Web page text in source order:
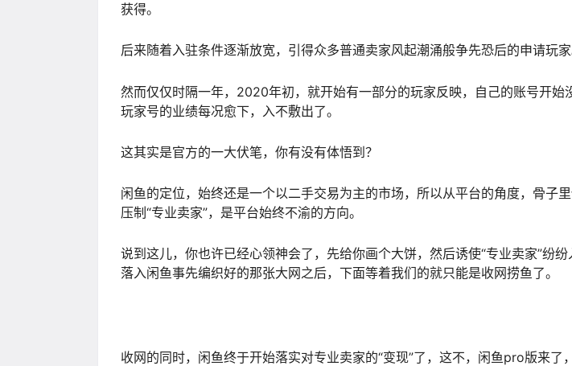
获得。
后来随着入驻条件逐渐放宽，引得众多普通卖家风起潮涌般争先恐后的申请玩家
然而仅仅时隔一年，2020年初，就开始有一部分的玩家反映，自己的账号开始
玩家号的业绩每况愈下，入不敷出了。
这其实是官方的一大伏笔，你有没有体悟到？
闲鱼的定位，始终还是一个以二手交易为主的市场，所以从平台的角度，骨子里
压制“专业卖家”，是平台始终不渝的方向。
说到这儿，你也许已经心领神会了，先给你画个大饼，然后诱使“专业卖家”纷
落入闲鱼事先编织好的那张大网之后，下面等着我们的就只能是收网捞鱼了。
收网的同时，闲鱼终于开始落实对专业卖家的“变现”了，这不，闲鱼pro版来了